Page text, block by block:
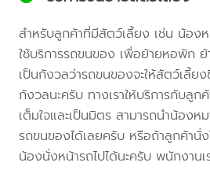
สำหรับลูกค้าที่มีสัตว์เลี้ยง เช่น น้อง
ใช้บริการรถขนของ เพื่อย้ายหอพัก
เป็นกังวลว่ารถขนของจะให้สัตว์เลี้ย
กังวลนะครับ ทางเราให้บริการกับลู
เต็มใจและเป็นมิตร สามารถนำน้อง
รถขนของได้เลยครับ หรือถ้าลูกค้านั่
น้องนั่งหน้ารถไปได้นะครับ พนักงาน